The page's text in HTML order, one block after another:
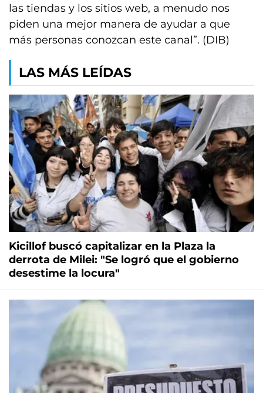
las tiendas y los sitios web, a menudo nos
piden una mejor manera de ayudar a que
más personas conozcan este canal”. (DIB)
LAS MÁS LEÍDAS
Kicillof buscó capitalizar en la Plaza la
derrota de Milei: "Se logró que el gobierno
desestime la locura"